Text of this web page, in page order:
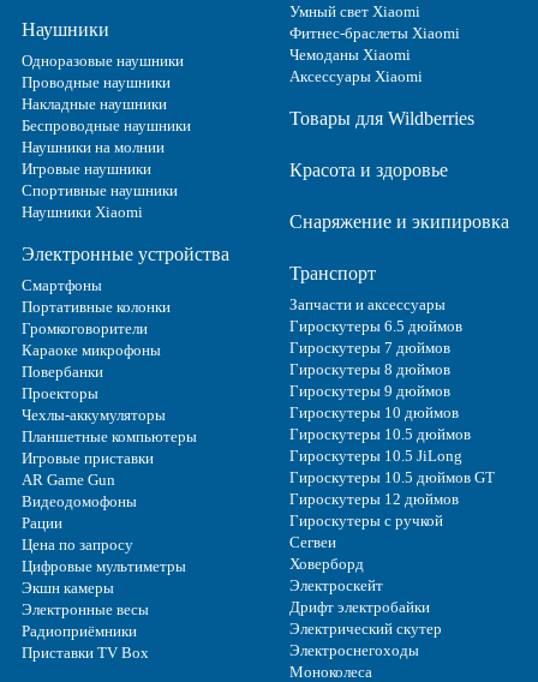
Наушники
Одноразовые наушники
Проводные наушники
Накладные наушники
Беспроводные наушники
Наушники на молнии
Игровые наушники
Спортивные наушники
Наушники Xiaomi
Электронные устройства
Смартфоны
Портативные колонки
Громкоговорители
Караоке микрофоны
Повербанки
Проекторы
Чехлы-аккумуляторы
Планшетные компьютеры
Игровые приставки
AR Game Gun
Видеодомофоны
Рации
Цена по запросу
Цифровые мультиметры
Экшн камеры
Электронные весы
Радиоприёмники
Приставки TV Box
Умный свет Xiaomi
Фитнес-браслеты Xiaomi
Чемоданы Xiaomi
Аксессуары Xiaomi
Товары для Wildberries
Красота и здоровье
Снаряжение и экипировка
Транспорт
Запчасти и аксессуары
Гироскутеры 6.5 дюймов
Гироскутеры 7 дюймов
Гироскутеры 8 дюймов
Гироскутеры 9 дюймов
Гироскутеры 10 дюймов
Гироскутеры 10.5 дюймов
Гироскутеры 10.5 JiLong
Гироскутеры 10.5 дюймов GT
Гироскутеры 12 дюймов
Гироскутеры с ручкой
Сегвеи
Ховерборд
Электроскейт
Дрифт электробайки
Электрический скутер
Электроснегоходы
Моноколеса